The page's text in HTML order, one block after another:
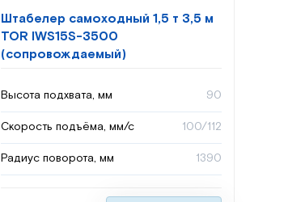
Штабелер самоходный 1,5 т 3,5 м
TOR IWS15S-3500
(сопровождаемый)
Высота подхвата, мм 90
Скорость подъёма, мм/с 100/112
Радиус поворота, мм 1390